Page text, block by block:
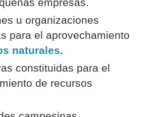
empresas.
u organizaciones
para el aprovechamiento
naturales.
constituidas para el
de recursos